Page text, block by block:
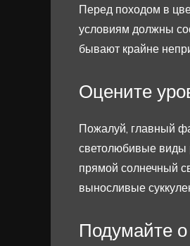
Перед походом в
условиям должны
бывают крайне
Оцените
Пожалуй, главный
светолюбивые виды
прямой солнечный
выносливые
Подумайте